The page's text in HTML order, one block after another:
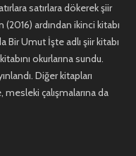
satırlara dökerek şiir
(2016) ardından ikinci kitabı
Bir Umut İşte adlı şiir kitabı
okurlarına sundu.
Diğer kitapları
mesleki çalışmalarına da